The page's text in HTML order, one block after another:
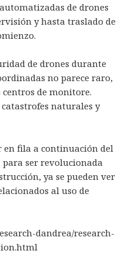
de drones
y hasta traslado de
de drones durante
no parece raro,
de monitore.
naturales y
en fila a continuación del
ser revolucionada
ya se pueden ver
al uso de
dandrea/research-